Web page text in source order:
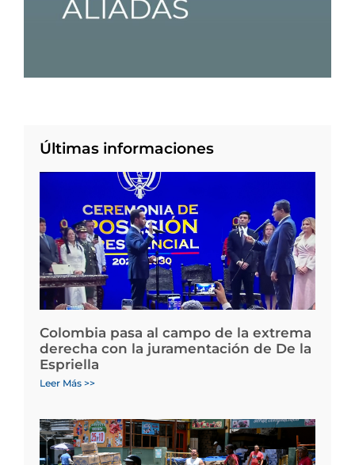
Últimas informaciones
Colombia pasa al campo de la extrema
derecha con la juramentación de De la
Espriella
Leer Más >>